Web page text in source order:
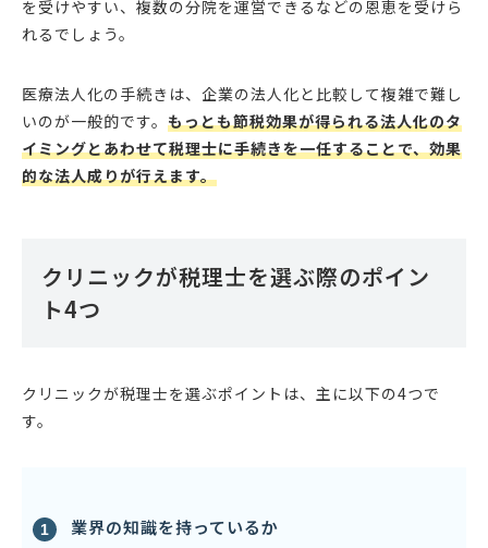
を受けやすい、複数の分院を運営できるなどの恩恵を受けら
れるでしょう。
医療法人化の手続きは、企業の法人化と比較して複雑で難し
いのが一般的です。 もっとも節税効果が得られる法人化のタ
イミングとあわせて税理士に手続きを一任することで、効果
的な法人成りが行えます。
クリニックが税理士を選ぶ際のポイン
ト4つ
クリニックが税理士を選ぶポイントは、主に以下の4つで
す。
業界の知識を持っているか